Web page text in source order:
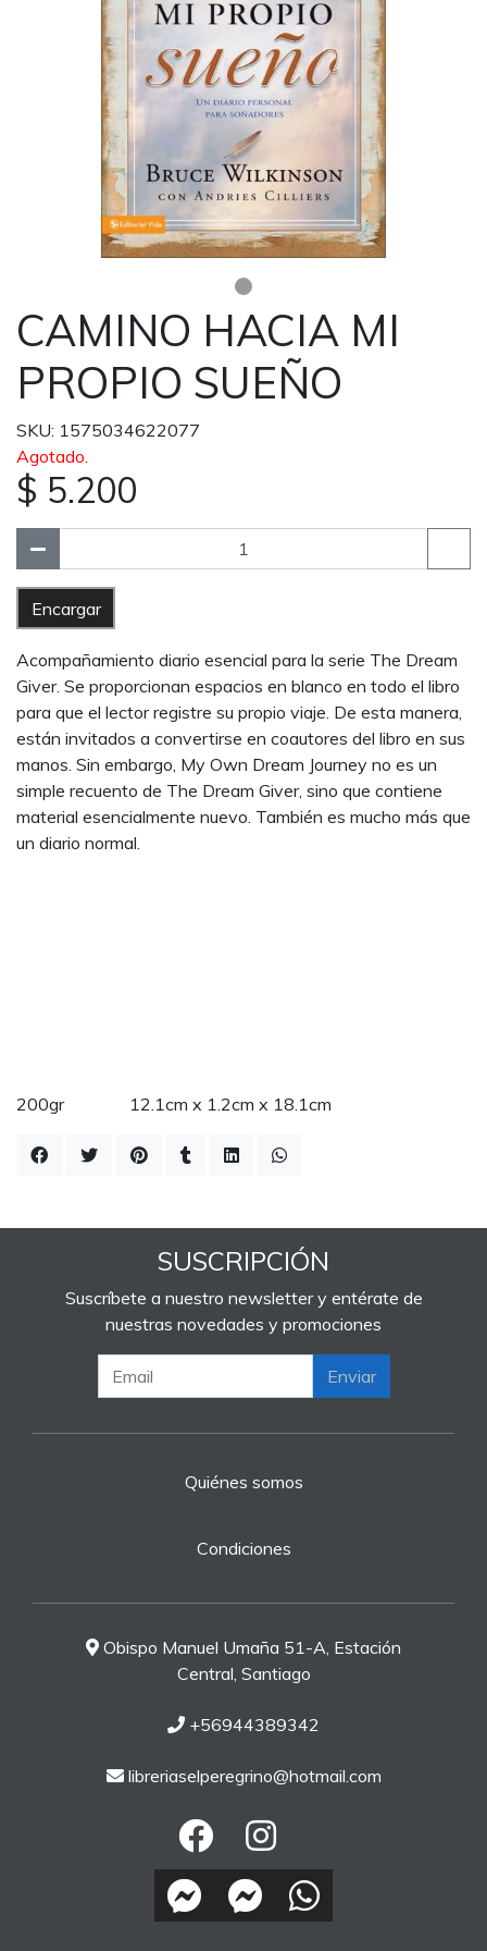
CAMINO HACIA MI
PROPIO SUEÑO
SKU: 1575034622077
Agotado.
$ 5.200
Encargar
Acompañamiento diario esencial para la serie The Dream
Giver. Se proporcionan espacios en blanco en todo el libro
para que el lector registre su propio viaje. De esta manera,
están invitados a convertirse en coautores del libro en sus
manos. Sin embargo, My Own Dream Journey no es un
simple recuento de The Dream Giver, sino que contiene
material esencialmente nuevo. También es mucho más que
un diario normal.
200gr 12.1cm x 1.2cm x 18.1cm
SUSCRIPCIÓN
Suscríbete a nuestro newsletter y entérate de
nuestras novedades y promociones
Enviar
Quiénes somos
Condiciones
Obispo Manuel Umaña 51-A, Estación
Central, Santiago
+56944389342
libreriaselperegrino@hotmail.com